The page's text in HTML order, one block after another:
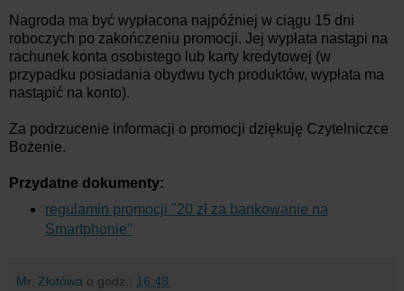
Nagroda ma być wypłacona najpóźniej w ciągu 15 dni
roboczych po zakończeniu promocji. Jej wypłata nastąpi na
rachunek konta osobistego lub karty kredytowej (w
przypadku posiadania obydwu tych produktów, wypłata ma
nastąpić na konto).
Za podrzucenie informacji o promocji dziękuję Czytelniczce
Bożenie.
Przydatne dokumenty:
regulamin promocji "20 zł za bankowanie na
Smartphonie"
Mr. Złotówa o godz.: 16:48